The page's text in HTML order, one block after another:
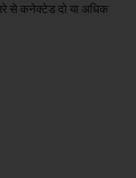
से कनेक्टेड दो या अधिक